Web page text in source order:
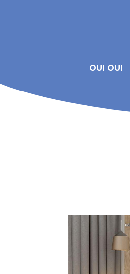
OUI OUI